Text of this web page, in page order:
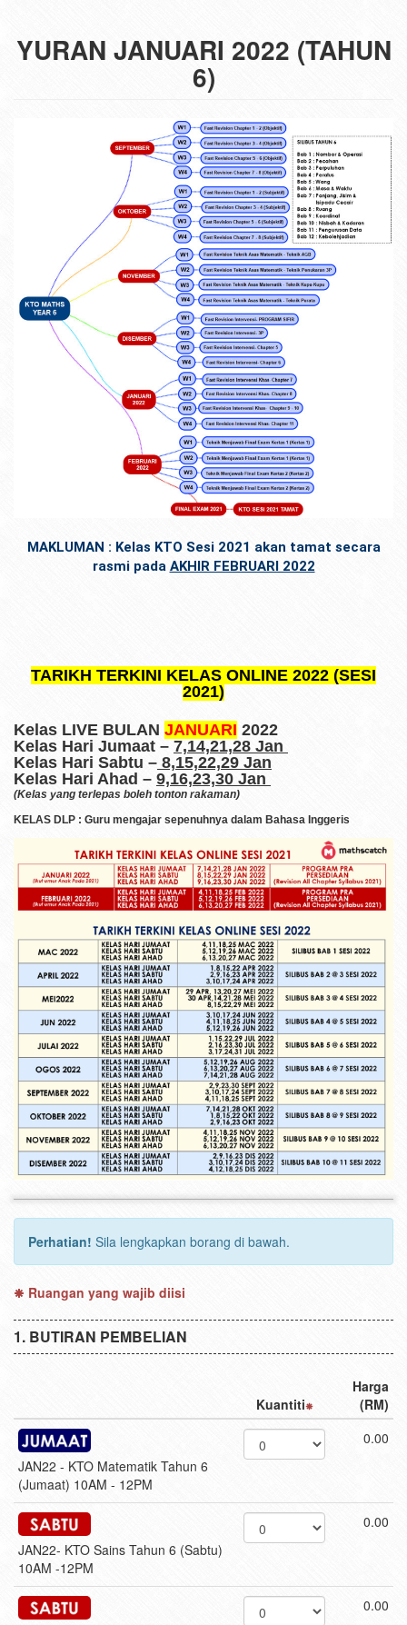
YURAN JANUARI 2022 (TAHUN
6)
MAKLUMAN : Kelas KTO Sesi 2021 akan tamat secara
rasmi pada AKHIR FEBRUARI 2022
TARIKH TERKINI KELAS ONLINE 2022 (SESI
2021)
Kelas LIVE BULAN JANUARI 2022
Kelas Hari Jumaat – 7,14,21,28 Jan
Kelas Hari Sabtu – 8,15,22,29 Jan
Kelas Hari Ahad – 9,16,23,30 Jan
(Kelas yang terlepas boleh tonton rakaman)
KELAS DLP : Guru mengajar sepenuhnya dalam Bahasa Inggeris
Perhatian! Sila lengkapkan borang di bawah.
Ruangan yang wajib diisi
BUTIRAN PEMBELIAN
Kuantiti
Harga
(RM)
JAN22 - KTO Matematik Tahun 6
(Jumaat) 10AM - 12PM
0.00
JAN22- KTO Sains Tahun 6 (Sabtu)
10AM -12PM
0.00
0.00